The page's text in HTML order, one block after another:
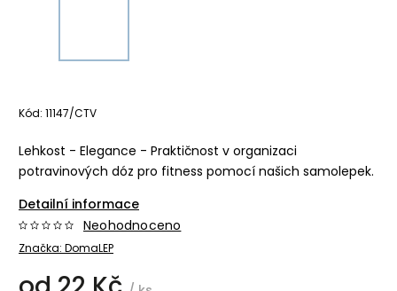
Kód: 11147/CTV
Lehkost - Elegance - Praktičnost v organizaci
potravinových dóz pro fitness pomocí našich samolepek.
Detailní informace
Značka: DomaLEP
Neohodnoceno